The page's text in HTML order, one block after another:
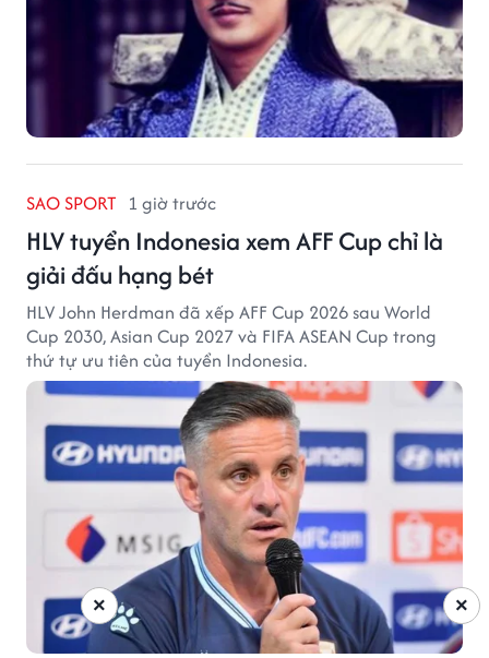
SAO SPORT 1 giờ trước
HLV tuyển Indonesia xem AFF Cup chỉ là
giải đấu hạng bét
HLV John Herdman đã xếp AFF Cup 2026 sau World
Cup 2030, Asian Cup 2027 và FIFA ASEAN Cup trong
thứ tự ưu tiên của tuyển Indonesia.
×
×